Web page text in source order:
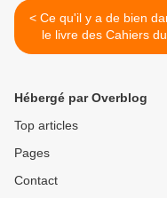
< Ce qu'il y a de bien dans
le livre des Cahiers du
Football, c'est...
Hébergé par Overblog
Top articles
Pages
Contact